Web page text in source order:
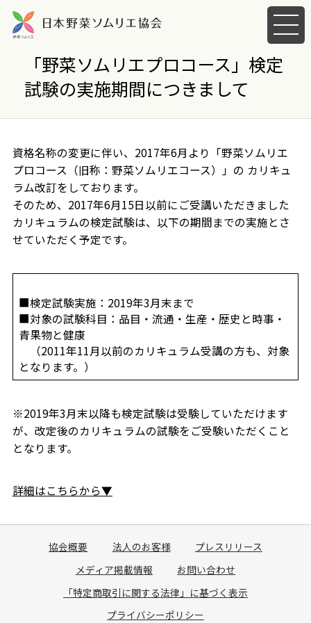
メ
ニ
ー
く
「野菜ソムリエプロコース」検定
試験の実施期間につきまして
資格名称の変更に伴い、2017年6月より「野菜ソムリエ
プロコース（旧称：野菜ソムリエコース）」の カリキュ
ラム改訂をしております。
そのため、2017年6月15日以前にご受講いただきました
カリキュラムの検定試験は、以下の期間までの実施とさ
せていただく予定です。
■検定試験実施：2019年3月末まで
■対象の試験科目：品目・流通・生産・歴史と時事・
青果物と健康
（2011年11月以前のカリキュラム受講の方も、対象
となります。）
※2019年3月末以降も検定試験は受験していただけます
が、改定後のカリキュラムの試験をご受験いただくこと
となります。
詳細はこちらから▼
協会概要 法人のお客様
プレスリリース
メディア掲載情報
お問い合わせ
「特定商取引に関する法律」に基づく表示
プライバシーポリシー